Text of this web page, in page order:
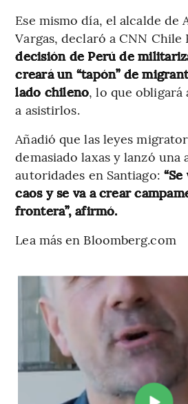
Ese mismo día, el alcalde de
Vargas, declaró a CNN Chile
decisión de Perú de
creará un “tapón” de
lado chileno, lo que obligará
a asistirlos.
Añadió que las leyes
demasiado laxas y lanzó una
autoridades en Santiago:
caos y se va a crear
frontera”, afirmó.
Lea más en Bloomberg.com